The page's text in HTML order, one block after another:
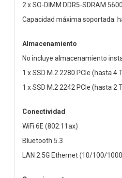
2 x SO-DIMM DDR5-SDRAM
Capacidad máxima soportada:
Almacenamiento
No incluye almacenamiento
1 x SSD M.2 2280 PCIe (hasta 4
1 x SSD M.2 2242 PCIe (hasta 2
Conectividad
WiFi 6E (802.11ax)
Bluetooth 5.3
LAN 2.5G Ethernet (10/100/